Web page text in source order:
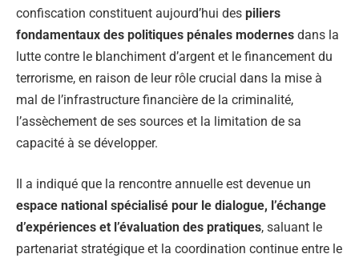
confiscation constituent aujourd’hui des piliers
fondamentaux des politiques pénales modernes dans la
lutte contre le blanchiment d’argent et le financement du
terrorisme, en raison de leur rôle crucial dans la mise à
mal de l’infrastructure financière de la criminalité,
l’assèchement de ses sources et la limitation de sa
capacité à se développer.
Il a indiqué que la rencontre annuelle est devenue un
espace national spécialisé pour le dialogue, l’échange
d’expériences et l’évaluation des pratiques, saluant le
partenariat stratégique et la coordination continue entre le